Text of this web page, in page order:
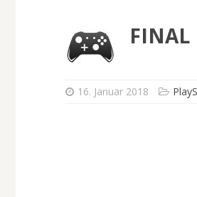
FINAL
16. Januar 2018